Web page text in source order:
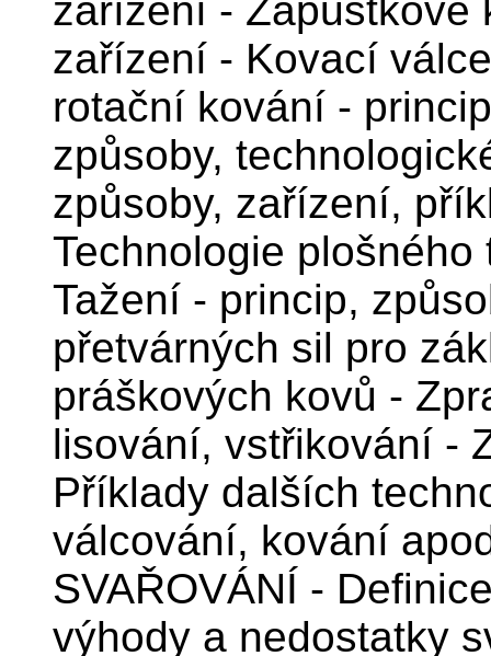
zařízení - Zápustkové
zařízení - Kovací
rotační kování -
způsoby,
způsoby, zařízení,
Technologie
Tažení - princip,
přetvárných sil pro
práškových kovů -
lisování, vstřikování -
Příklady dalších
válcování, kování
SVAŘOVÁNÍ -
výhody a nedostatky